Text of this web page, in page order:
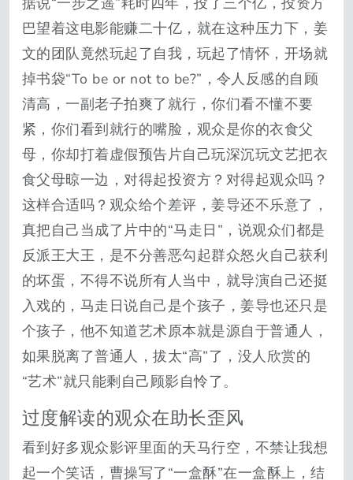
巴望着这电影能赚二十亿，就在这种压力下，姜
文的团队竟然玩起了自我，玩起了情怀，开场就
掉书袋“To be or not to be?”，令人反感的自顾
清高，一副老子拍爽了就行，你们看不懂不要
紧，你们看到就行的嘴脸，观众是你的衣食父
母，你却打着虚假预告片自己玩深沉玩文艺把衣
食父母晾一边，对得起投资方？对得起观众吗？
这样合适吗？观众给个差评，姜导还不乐意了，
真把自己当成了片中的“马走日”，说观众们都是
反派王大王，是不分善恶勾起群众怒火自己获利
的坏蛋，不得不说所有人当中，就导演自己还挺
入戏的，马走日说自己是个孩子，姜导也还只是
个孩子，他不知道艺术原本就是源自于普通人，
如果脱离了普通人，拔太“高”了，没人欣赏的
“艺术”就只能剩自己顾影自怜了。
过度解读的观众在助长歪风
看到好多观众影评里面的天马行空，不禁让我想
起一个笑话，曹操写了“一盒酥”在一盒酥上，结